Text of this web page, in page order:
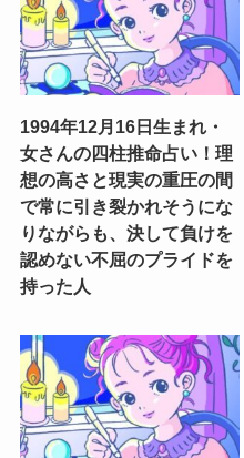
1994年12月16日生まれ・
女さんの四柱推命占い！理
想の高さと現実の重圧の間
で常に引き裂かれそうにな
りながらも、決して負けを
認めない不屈のプライドを
持った人